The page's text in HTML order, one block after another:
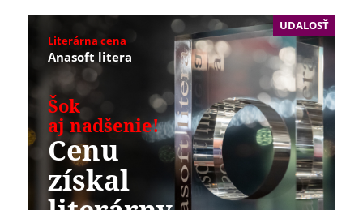
UDALOSŤ
Literárna cena
Anasoft litera
Šok
aj nadšenie!
Cenu
získal